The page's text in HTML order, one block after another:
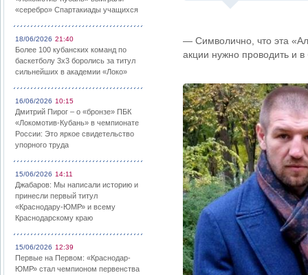
«серебро» Спартакиады учащихся
18/06/2026 21:40
Более 100 кубанских команд по
баскетболу 3х3 боролись за титул
сильнейших в академии «Локо»
16/06/2026 10:15
Дмитрий Пирог – о «бронзе» ПБК
«Локомотив-Кубань» в чемпионате
России: Это яркое свидетельство
упорного труда
15/06/2026 14:11
Джабаров: Мы написали историю и
принесли первый титул
«Краснодару-ЮМР» и всему
Краснодарскому краю
15/06/2026 12:39
Первые на Первом: «Краснодар-
ЮМР» стал чемпионом первенства
— Символично, что эта
акции нужно проводить и